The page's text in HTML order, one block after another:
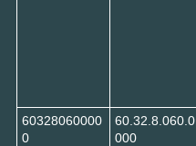
60328060000
0
60.32.8.060.0
000